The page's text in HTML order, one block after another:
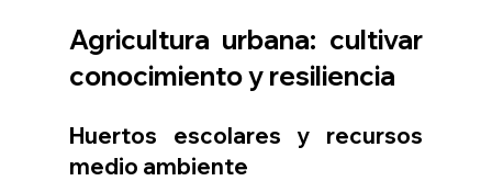
Agricultura urbana: cultivar
conocimiento y resiliencia
Huertos escolares y recursos
medio ambiente